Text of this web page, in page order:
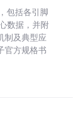
包括各引脚
数据，并附
制及典型应
官方规格书